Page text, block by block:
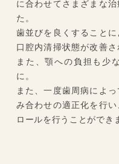
に合わせてさまざまな
た。
歯並びを良くすることに
口腔内清掃状態が改善
また、顎への負担も少
に。
また、一度歯周病によ
み合わせの適正化を行
ロールを行うことができ